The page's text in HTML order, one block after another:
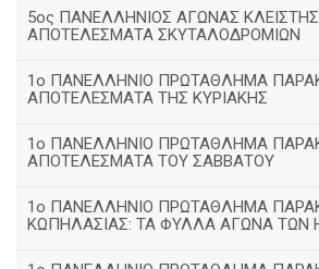
5ος ΠΑΝΕΛΛΗΝΙΟΣ ΑΓΩΝΑΣ
ΑΠΟΤΕΛΕΣΜΑΤΑ ΣΚΥΤΑΛΟΔΡΟΜΙΩΝ
1ο ΠΑΝΕΛΛΗΝΙΟ ΠΡΩΤΑΘΛΗΜΑ
ΑΠΟΤΕΛΕΣΜΑΤΑ ΤΗΣ ΚΥΡΙΑΚΗΣ
1ο ΠΑΝΕΛΛΗΝΙΟ ΠΡΩΤΑΘΛΗΜΑ
ΑΠΟΤΕΛΕΣΜΑΤΑ ΤΟΥ ΣΑΒΒΑΤΟΥ
1ο ΠΑΝΕΛΛΗΝΙΟ ΠΡΩΤΑΘΛΗΜΑ
ΚΩΠΗΛΑΣΙΑΣ: ΤΑ ΦΥΛΛΑ ΑΓΩΝΑ ΤΩΝ